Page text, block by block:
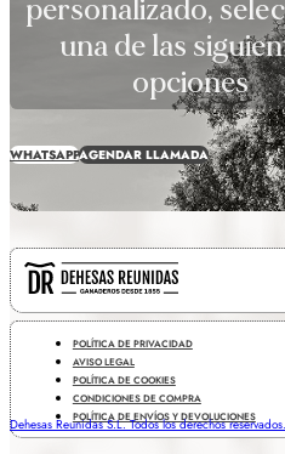
personalizado,
una de las
opciones
WHATSAPPAGENDAR LLAMADA
POLÍTICA DE PRIVACIDAD
AVISO LEGAL
POLÍTICA DE COOKIES
CONDICIONES DE COMPRA
POLÍTICA DE ENVÍOS Y DEVOLUCIONES
Dehesas Reunidas S.L. Todos los derechos